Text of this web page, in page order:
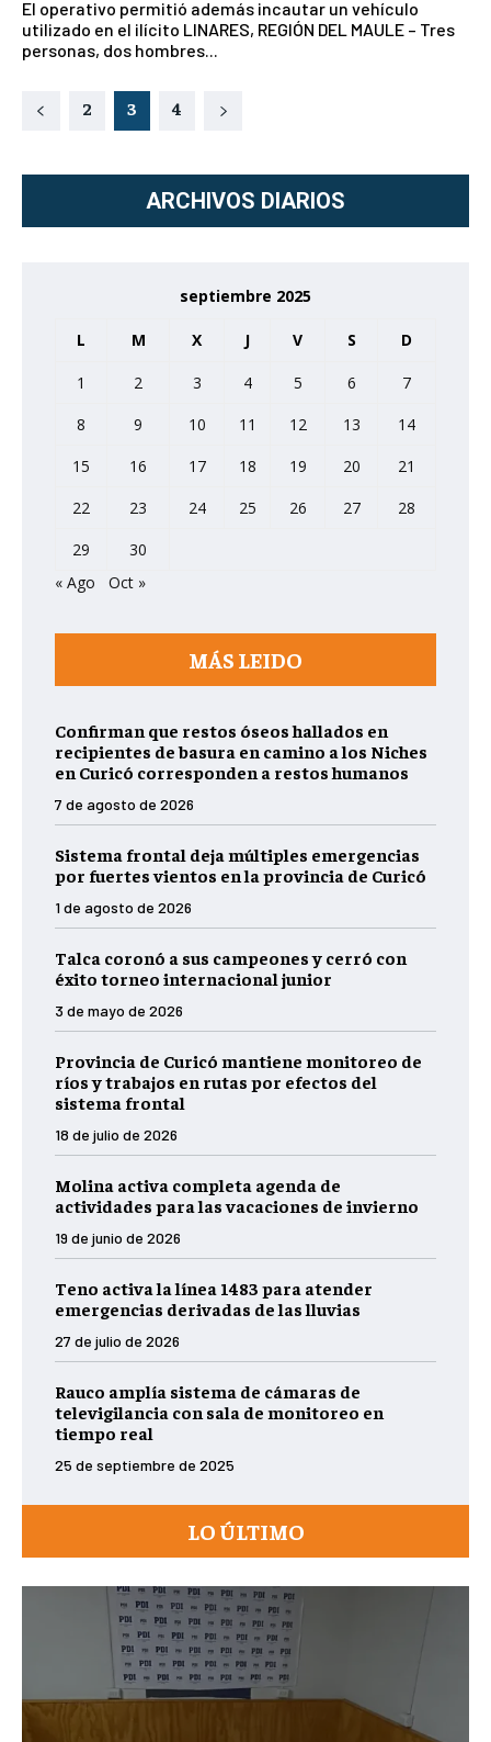
El operativo permitió además incautar un vehículo
utilizado en el ilícito LINARES, REGIÓN DEL MAULE – Tres
personas, dos hombres...
2 3 4
ARCHIVOS DIARIOS
septiembre 2025
L M X J V S D
1 2 3 4 5 6
7
8
9 10 11 12 13
14
15
16 17 18 19 20
21
22
23 24 25 26 27
28
29
30
« Ago
Oct »
MÁS LEIDO
Confirman que restos óseos hallados en
recipientes de basura en camino a los Niches
en Curicó corresponden a restos humanos
7 de agosto de 2026
Sistema frontal deja múltiples emergencias
por fuertes vientos en la provincia de Curicó
1 de agosto de 2026
Talca coronó a sus campeones y cerró con
éxito torneo internacional junior
3 de mayo de 2026
Provincia de Curicó mantiene monitoreo de
ríos y trabajos en rutas por efectos del
sistema frontal
18 de julio de 2026
Molina activa completa agenda de
actividades para las vacaciones de invierno
19 de junio de 2026
Teno activa la línea 1483 para atender
emergencias derivadas de las lluvias
27 de julio de 2026
Rauco amplía sistema de cámaras de
televigilancia con sala de monitoreo en
tiempo real
25 de septiembre de 2025
LO ÚLTIMO